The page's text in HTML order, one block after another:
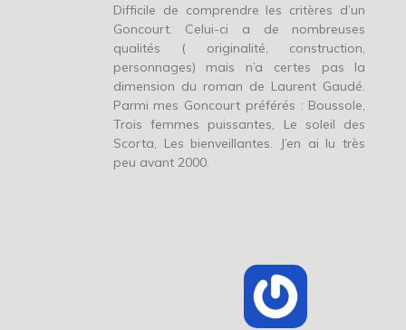
Difficile de comprendre les critères d’un
Goncourt. Celui-ci a de nombreuses
qualités ( originalité, construction,
personnages) mais n’a certes pas la
dimension du roman de Laurent Gaudé.
Parmi mes Goncourt préférés : Boussole,
Trois femmes puissantes, Le soleil des
Scorta, Les bienveillantes. J’en ai lu très
peu avant 2000.